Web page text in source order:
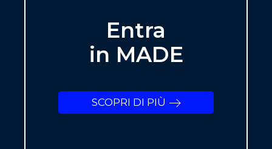
Entra
in MADE
SCOPRI DI PIÙ